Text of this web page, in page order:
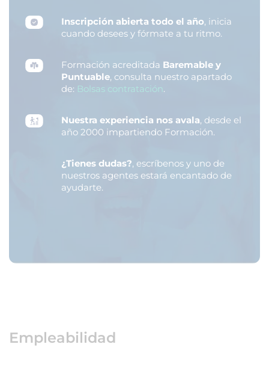
Inscripción abierta todo el año, inicia
cuando desees y fórmate a tu ritmo.
Formación acreditada Baremable y
Puntuable, consulta nuestro apartado
de: Bolsas contratación.
Nuestra experiencia nos avala, desde el
año 2000 impartiendo Formación.
¿Tienes dudas?, escríbenos y uno de
nuestros agentes estará encantado de
ayudarte.
Empleabilidad